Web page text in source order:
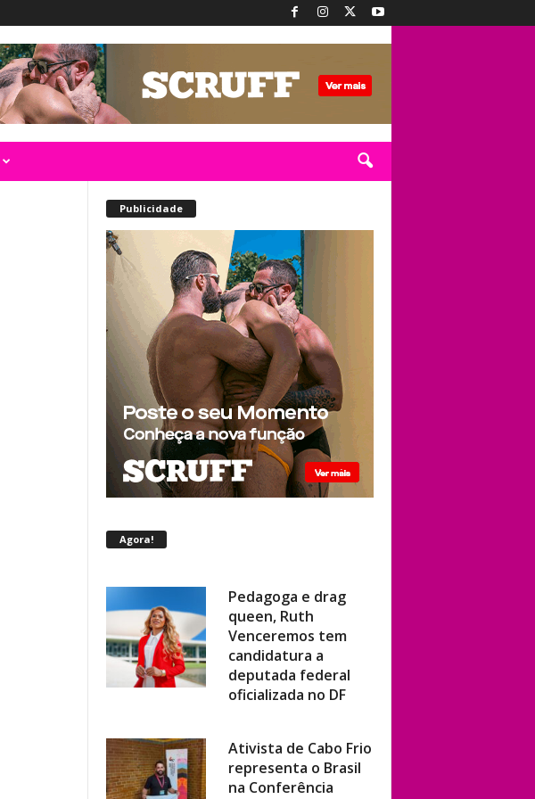
Publicidade
Agora!
queen, Ruth
Venceremos tem
candidatura a
deputada federal
oficializada no DF
representa o Brasil
na Conferência
Mundial de Direitos